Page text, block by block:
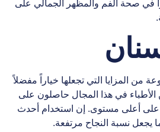
في صحة الفم والمظهر الجمالي على
من المزايا التي تجعلها خياراً مفضلاً
الأطباء في هذا المجال حاصلون على
أعلى مستوى. إن استخدام أحدث
يجعل نسبة النجاح مرتفعة.